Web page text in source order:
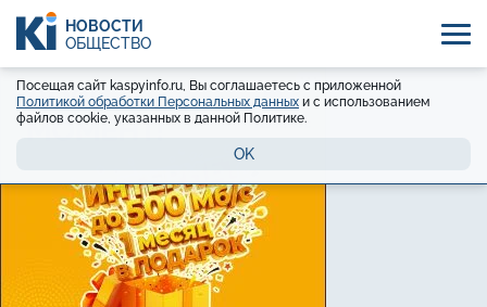
НОВОСТИ
ОБЩЕСТВО
Посещая сайт kaspyinfo.ru, Вы соглашаетесь с приложенной
Политикой обработки Персональных данных и с использованием
файлов cookie, указанных в данной Политике.
OK